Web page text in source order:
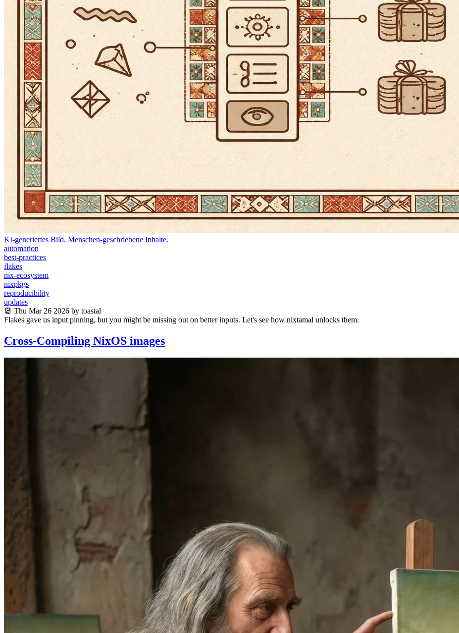
KI-generiertes Bild. Menschen-geschriebene Inhalte.
automation
best-practices
flakes
nix-ecosystem
nixpkgs
reproducibility
updates
📆 Thu Mar 26 2026 by toastal
Flakes gave us input pinning, but you might be missing out on better inputs. Let's see how nixtamal unlocks them.
Cross-Compiling NixOS images